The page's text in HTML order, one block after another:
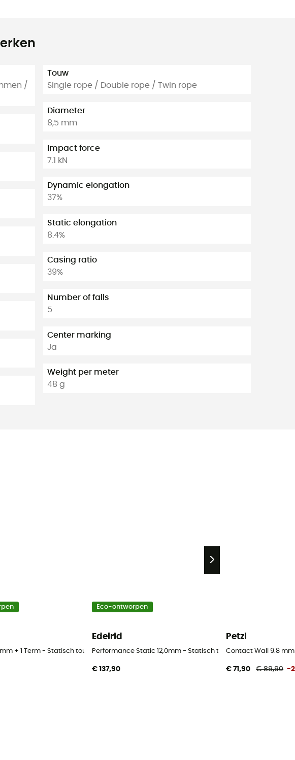
/
Touw
Single rope / Double rope / Twin rope
Diameter
8,5 mm
Impact force
7.1 kN
Dynamic elongation
37%
Static elongation
8.4%
Casing ratio
39%
Number of falls
5
Center marking
Ja
Weight per meter
48 g
+ 1 Term - Statisch touw
Eco-ontworpen
Edelrid
Performance Static 12,0mm - Statisch touw
€ 137,90
Petzl
Contact Wall 9.8
€ 71,90 € 89,90 -